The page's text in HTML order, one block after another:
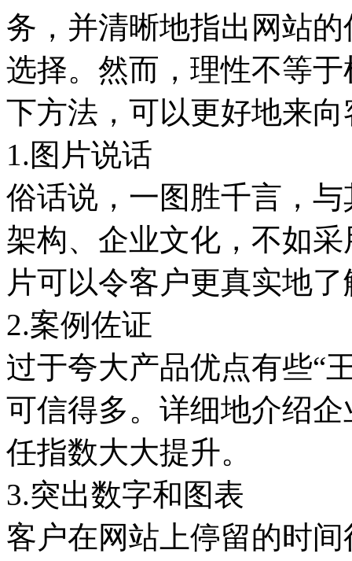
务，并清晰地指出网站
选择。然而，理性不等
下方法，可以更好地来向
1.图片说话
俗话说，一图胜千言，
架构、企业文化，不如
片可以令客户更真实地
2.案例佐证
过于夸大产品优点有些“
可信得多。详细地介绍
任指数大大提升。
3.突出数字和图表
客户在网站上停留的时